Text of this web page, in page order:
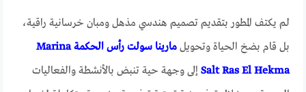
لم يكتف المطور بتقديم تصميم هندسي مذهل ومبان خرسانية راقية،
بل قام بضخ الحياة وتحويل
مارينا سولت رأس الحكمة Marina
Salt Ras El Hekma إلى وجهة حية تنبض بالأنشطة والفعاليات